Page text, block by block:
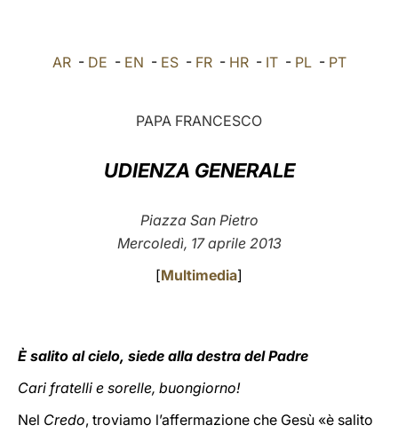
العربيّة AR- DE - EN - ES- FR- HR- IT- PL- PT
PAPA FRANCESCO
UDIENZA GENERALE
Piazza San Pietro
Mercoledì, 17 aprile 2013
[Multimedia]
È salito al cielo, siede alla destra del Padre
Cari fratelli e sorelle, buongiorno!
Nel Credo, troviamo l’affermazione che Gesù «è salito